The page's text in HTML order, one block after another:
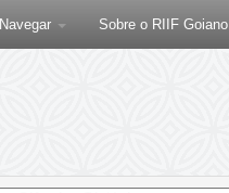
Navegar Sobre o RIIF Goiano